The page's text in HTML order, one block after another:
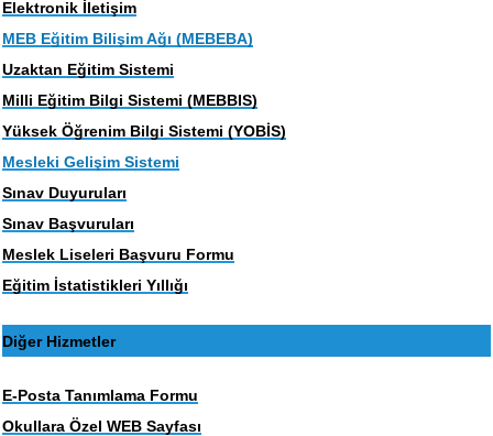
Elektronik İletişim
MEB Eğitim Bilişim Ağı (MEBEBA)
Uzaktan Eğitim Sistemi
Milli Eğitim Bilgi Sistemi (MEBBIS)
Yüksek Öğrenim Bilgi Sistemi (YOBİS)
Mesleki Gelişim Sistemi
Sınav Duyuruları
Sınav Başvuruları
Meslek Liseleri Başvuru Formu
Eğitim İstatistikleri Yıllığı
Diğer Hizmetler
E-Posta Tanımlama Formu
Okullara Özel WEB Sayfası